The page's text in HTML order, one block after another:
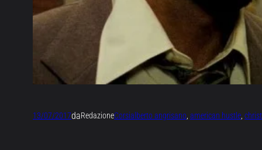
13/07/2017daRedazioneCorsialberto angrisano american hustle